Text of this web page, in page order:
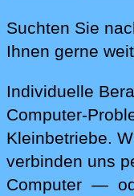
Suchten Sie
Ihnen gerne
Individuelle
Computer-
Kleinbetriebe.
verbinden uns
Computer —